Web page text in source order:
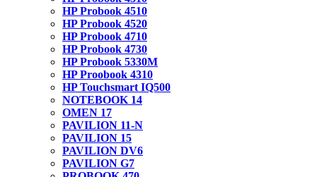
HP Probook 4510
HP Probook 4520
HP Probook 4710
HP Probook 4730
HP Probook 5330M
HP Proobook 4310
HP Touchsmart IQ500
NOTEBOOK 14
OMEN 17
PAVILION 11-N
PAVILION 15
PAVILION DV6
PAVILION G7